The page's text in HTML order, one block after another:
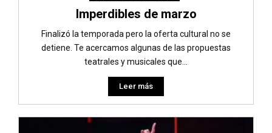
Imperdibles de marzo
Finalizó la temporada pero la oferta cultural no se
detiene. Te acercamos algunas de las propuestas
teatrales y musicales que...
Leer más